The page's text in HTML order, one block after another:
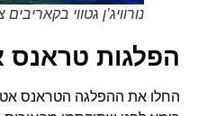
נורוויג’ן גטווי בקאריבים
הפלגות טראנס
החלו את ההפלגה הטראנס